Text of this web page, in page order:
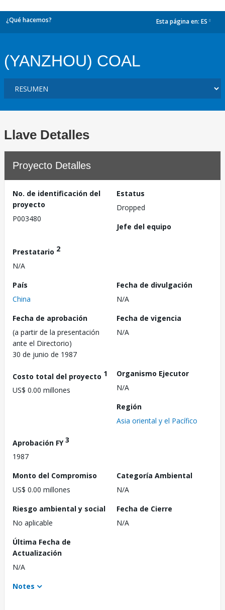
¿Qué hacemos? Esta página en: ES
(YANZHOU) COAL
Llave Detalles
Proyecto Detalles
No. de identificación del
proyecto
P003480
Estatus
Dropped
Jefe del equipo
Prestatario 2
N/A
País
China
Fecha de divulgación
N/A
Fecha de aprobación
(a partir de la presentación
ante el Directorio)
30 de junio de 1987
Fecha de vigencia
N/A
Costo total del proyecto 1
US$ 0.00 millones
Organismo Ejecutor
N/A
Región
Asia oriental y el Pacífico
Aprobación FY3
1987
Monto del Compromiso
US$ 0.00 millones
Categoría Ambiental
N/A
Riesgo ambiental y social
No aplicable
Fecha de Cierre
N/A
Última Fecha de
Actualización
N/A
Notes